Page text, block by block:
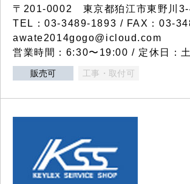
〒201-0002 東京都狛江市東野川
TEL：03-3489-1893 / FAX：03-
awate2014gogo@icloud.com
営業時間：6:30〜19:00 / 定休日：
販売可 工事・取付可